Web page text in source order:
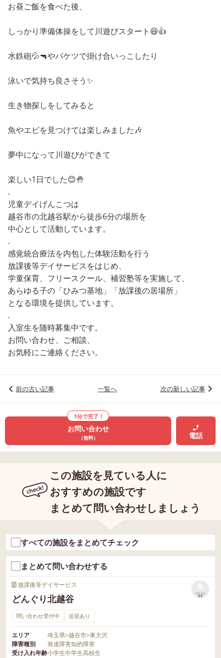
お昼ご飯を食べた後、
しっかり準備体操をして川遊びスタート😆👍
水鉄砲💦🔫やバケツで掛け合いっこしたり
泳いで気持ち良さそう✨
生き物探しをしてみると
魚やエビを見つけては楽しみました🎶
夢中になって川遊びができて
楽しい1日でした😊🤚
.
児童デイげんこつは
越谷市の北越谷駅から徒歩6分の場所を
中心として活動しています。
.
感覚統合療法を内包した体験活動を行う
放課後等デイサービスをはじめ、
学童保育、フリースクール、補習塾等を実施して、
あらゆる子の「ひみつ基地」「放課後の居場所」
となる環境を提供しています。
.
入室生を随時募集中です。
お問い合わせ、ご相談、
お気軽にご連絡ください。
前の古い記事 一覧へ 次の新しい記事
1分で完了！
お問い合わせ
（無料） 電話
この施設を見ている人に
おすすめの施設です
まとめて問い合わせしましょう
すべての施設をまとめてチェック
まとめて問い合わせする
放課後等デイサービス
どんぐり北越谷
リストに
保存
問い合わせ受付中 送迎あり
エリア 埼玉県>越谷市>東大沢
障害種別
発達障害知的障害
受け入れ年齢小学生中学生高校生